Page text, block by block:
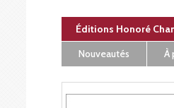
Éditions Honoré
Nouveautés
À